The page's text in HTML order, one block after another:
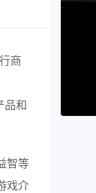
商
品和
智等
戏介